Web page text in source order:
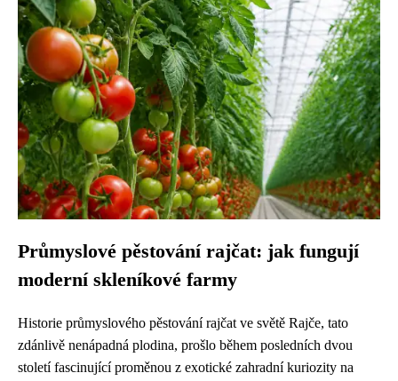
Průmyslové pěstování rajčat: jak fungují
moderní skleníkové farmy
Historie průmyslového pěstování rajčat ve světě Rajče, tato
zdánlivě nenápadná plodina, prošlo během posledních dvou
století fascinující proměnou z exotické zahradní kuriozity na